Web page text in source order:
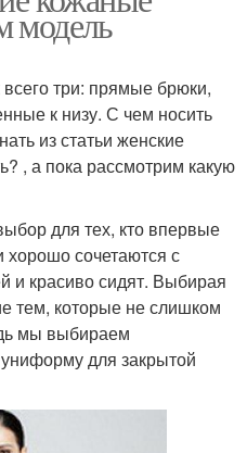
модель
три: прямые брюки,
к низу. С чем носить
из статьи женские
, а пока рассмотрим какую
для тех, кто впервые
хорошо сочетаются с
и красиво сидят. Выбирая
тем, которые не слишком
мы выбираем
для закрытой